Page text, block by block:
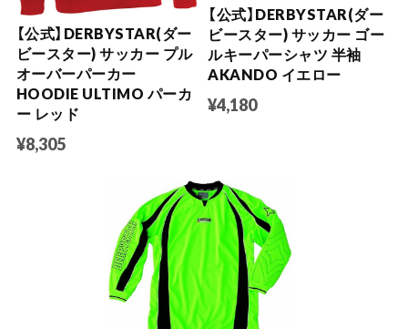
【公式】DERBYSTAR(ダー
ビースター) サッカー プル
オーバーパーカー
HOODIE ULTIMO パーカ
ー レッド
¥8,305
【公式】DERBYSTAR(ダー
ビースター) サッカー ゴー
ルキーパーシャツ 半袖
AKANDO イエロー
¥4,180